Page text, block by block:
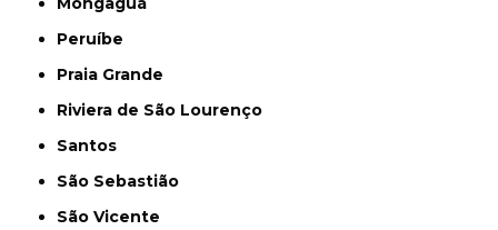
Peruíbe
Praia Grande
Riviera de São Lourenço
Santos
São Sebastião
São Vicente